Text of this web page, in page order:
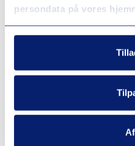
persondata på vores
For at lykkes med AI
datahåndtering og gode
voksende datamængder
performance og
organisationer stadig ikke
I en undersøgelse blandt
sektor svarede kun 45 %,